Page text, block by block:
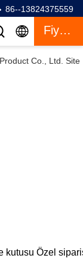
86--13824375559
Fiyat Teklifi
Co., Ltd. Site
Özel